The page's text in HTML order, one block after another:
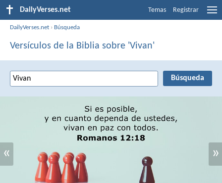
DailyVerses.net Temas Registrar
DailyVerses.net › Búsqueda
Versículos de la Biblia sobre 'Vivan'
« »